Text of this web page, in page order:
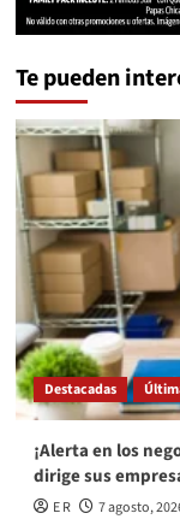
Te pueden
Destacadas
¡Alerta en los
dirige sus
E R 7 agosto,